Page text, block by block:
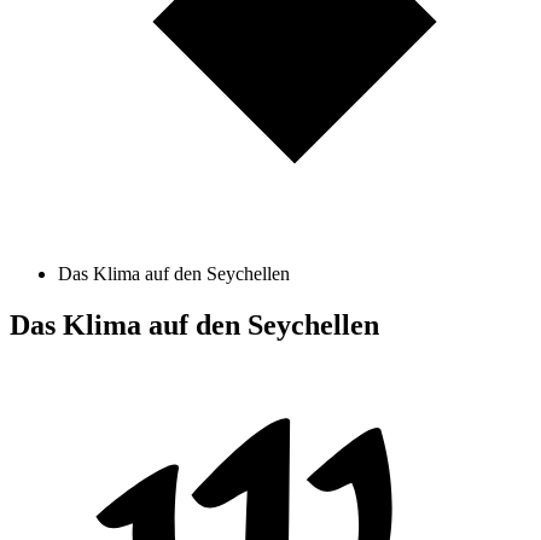
Das Klima auf den Seychellen
Das Klima auf den Seychellen